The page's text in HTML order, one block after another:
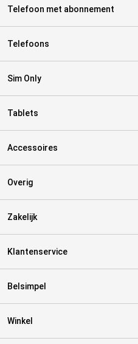
Telefoon met abonnement
Telefoons
Sim Only
Tablets
Accessoires
Overig
Zakelijk
Klantenservice
Belsimpel
Winkel